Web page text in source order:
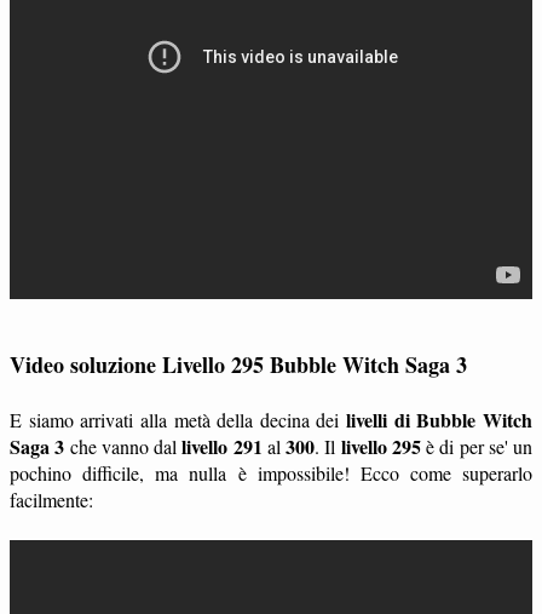
Video soluzione Livello 295 Bubble Witch Saga 3
E siamo arrivati alla metà della decina deilivelli di Bubble Witch
Saga 3 che vanno dallivello 291 al 300. Il livello 295è di per se' un
pochino difficile, ma nulla è impossibile! Ecco come superarlo
facilmente: